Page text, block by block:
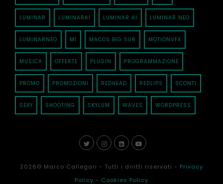
LUMINAR LUMINARAI LUMINAR AI LUMINAR NEO
LUMINARNEO M1 MACOS BIG SUR MOTIONVFX
MUSICA OFFERTE PLUGIN PROGRAMMAZIONE
PROMO PROMOZIONI REDHEAD REDLIPS SCONTI
SEXY SHOOTING SKYLUM WAVES WORDPRESS
2026© Marco Callegari - Tutti i diritti riservati - Privacy
Policy - Cookies Policy